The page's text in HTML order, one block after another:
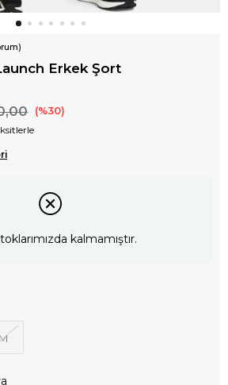
Erkek Şort
30
kalmamıştır.
M